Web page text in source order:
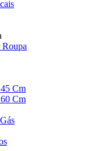
Cm
Cm